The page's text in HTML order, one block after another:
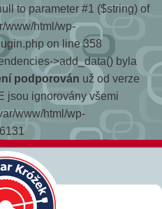
to parameter #1 ($string) of
www/html/wp-
on line 358
>add_data() byla
podporován už od verze
jsou ignorovány všemi
www/html/wp-